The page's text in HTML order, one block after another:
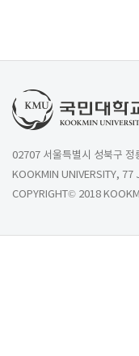
02707 서울특별시 성북구
KOOKMIN UNIVERSITY,
COPYRIGHT© 2018